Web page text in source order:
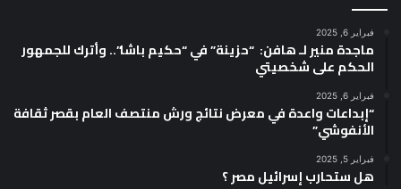
فبراير 6, 2025
ماجدة منير لـ هافن: “حزينة” في “حكيم باشا”.. وأترك للجمهور
الحكم على شخصيتي
فبراير 6, 2025
“إبداعات واعدة في معرض نتائج ورش منتصف العام بقصر ثقافة
الأنفوشي”
فبراير 5, 2025
هل ستحارب إسرائيل مصر ؟